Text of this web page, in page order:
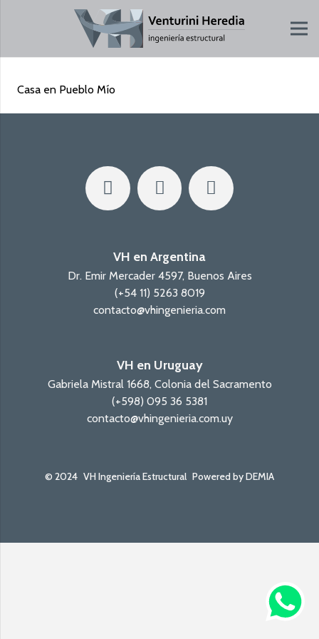
Casa en Pueblo Mío
VH en Argentina
Dr. Emir Mercader 4597, Buenos Aires
(+54 11) 5263 8019
contacto@vhingenieria.com
VH en Uruguay
Gabriela Mistral 1668, Colonia del Sacramento
(+598) 095 36 5381
contacto@vhingenieria.com.uy
© 2024 VH Ingeniería Estructural Powered by DEMIA